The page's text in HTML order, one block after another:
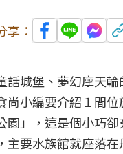
享：
話城堡、夢幻摩天
尚小編要介紹１間
園」，這是個小巧
主要水族館就座落